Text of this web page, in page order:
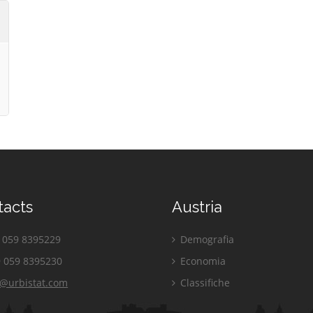
8395229
8395230
Austria
Demografia
Economia
Classifiche